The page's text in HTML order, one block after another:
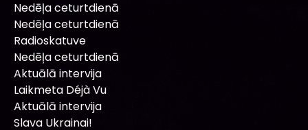
Nedēļa ceturtdienā
Nedēļa ceturtdienā
Radioskatuve
Nedēļa ceturtdienā
Aktuālā intervija
Laikmeta Déjà Vu
Aktuālā intervija
Slava Ukrainai!